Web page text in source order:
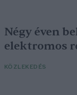
Négy éven
elektromos
KÖZLEKEDÉS